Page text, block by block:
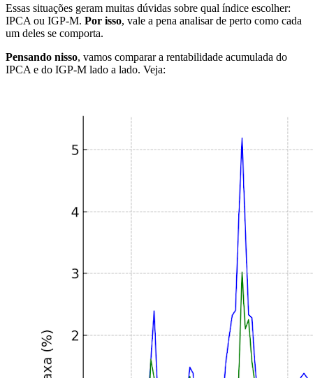
Essas situações geram muitas dúvidas sobre qual índice escolher:
IPCA ou IGP-M. Por isso, vale a pena analisar de perto como cada
um deles se comporta.
Pensando nisso, vamos comparar a rentabilidade acumulada do
IPCA e do IGP-M lado a lado. Veja: